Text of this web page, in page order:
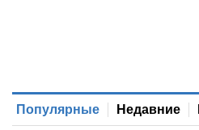
Популярные Недавние